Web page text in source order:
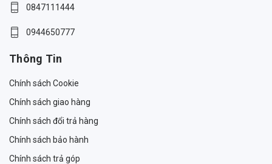
0847111444
0944650777
Thông Tin
Chính sách Cookie
Chính sách giao hàng
Chính sách đổi trả hàng
Chính sách bảo hành
Chính sách trả góp